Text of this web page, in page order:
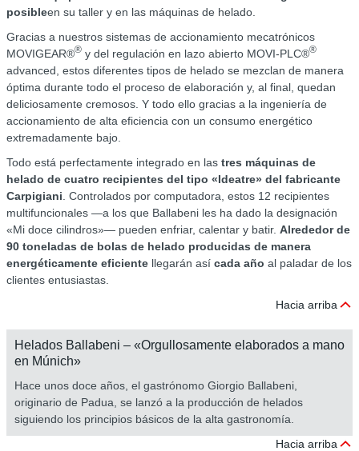
posibleen su taller y en las máquinas de helado.
Gracias a nuestros sistemas de accionamiento mecatrónicos
MOVIGEAR®® y del regulación en lazo abierto MOVI-PLC®®
advanced, estos diferentes tipos de helado se mezclan de manera
óptima durante todo el proceso de elaboración y, al final, quedan
deliciosamente cremosos. Y todo ello gracias a la ingeniería de
accionamiento de alta eficiencia con un consumo energético
extremadamente bajo.
Todo está perfectamente integrado en las tres máquinas de
helado de cuatro recipientes del tipo «Ideatre» del fabricante
Carpigiani . Controlados por computadora, estos 12 recipientes
multifuncionales —a los que Ballabeni les ha dado la designación
«Mi doce cilindros»— pueden enfriar, calentar y batir. Alrededor de
90 toneladas de bolas de helado producidas de manera
energéticamente eficiente llegarán así cada año al paladar de los
clientes entusiastas.
Hacia arriba
Helados Ballabeni – «Orgullosamente elaborados a mano
en Múnich»
Hace unos doce años, el gastrónomo Giorgio Ballabeni,
originario de Padua, se lanzó a la producción de helados
siguiendo los principios básicos de la alta gastronomía.
Hacia arriba